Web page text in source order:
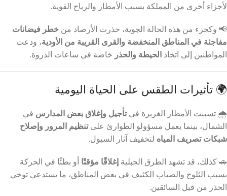
لأجزاء أخرى من المملكة بسبب الأمطار والرياح القوية.
📢 وكجزء من هذه الحالة الجوية، حذرت الأرصاد من خطر فيضانات
مفاجئة في المناطق المنخفضة والقرى القريبة من الأودية، ودعت
المواطنين إلى اتخاذ الحيطة والحذر خاصة في ساعات الذروة.
🌍 تأثيرات الطقس على الحياة اليومية
🌧️ تسببت الأمطار الغزيرة فيتأجيل وإغلاق بعض المدارس في
الشمال، بينما يعمل مسؤولو الطوارئ علىتنظيم المرور وإصلاح
شبكات تصريف المياه لتخفيف آثار السيول.
🚗 كذلك، قد تشهد الطرق الجبلية إغلاقًا مؤقتًا أو بطئًا في الحركة
بسبب الثلوج والضباب الكثيف في بعض المناطق، ما يستدعي توخي
الحذر من قبل السائقين.